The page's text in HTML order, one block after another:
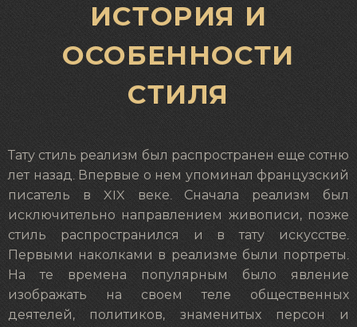
ИСТОРИЯ И
ОСОБЕННОСТИ
СТИЛЯ
Тату стиль реализм был распространен еще сотню
лет назад. Впервые о нем упоминал французский
писатель в XIX веке. Сначала реализм был
исключительно направлением живописи, позже
стиль распространился и в тату искусстве.
Первыми наколками в реализме были портреты.
На те времена популярным было явление
изображать на своем теле общественных
деятелей, политиков, знаменитых персон и